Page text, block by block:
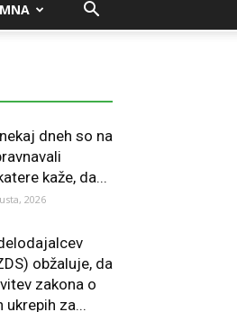
dneh so na
kaže, da...
2026
obžaluje, da
zakona o
ukrepih za...